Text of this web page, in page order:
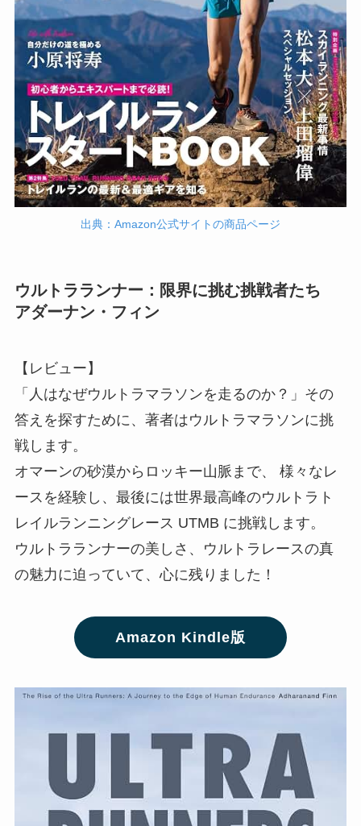
出典：Amazon公式サイトの商品ページ
ウルトラランナー：限界に挑む挑戦者たち
アダーナン・フィン
【レビュー】
「人はなぜウルトラマラソンを走るのか？」その
答えを探すために、著者はウルトラマラソンに挑
戦します。
オマーンの砂漠からロッキー山脈まで、 様々なレ
ースを経験し、最後には世界最高峰のウルトラト
レイルランニングレース UTMB に挑戦します。
ウルトラランナーの美しさ、ウルトラレースの真
の魅力に迫っていて、心に残りました！
Amazon Kindle版